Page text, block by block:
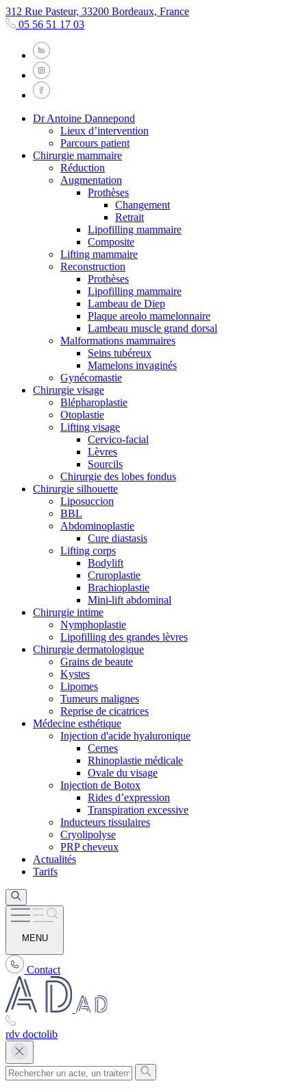
312 Rue Pasteur, 33200 Bordeaux, France
05 56 51 17 03
Dr Antoine Dannepond
Lieux d’intervention
Parcours patient
Chirurgie mammaire
Réduction
Augmentation
Prothèses
Changement
Retrait
Lipofilling mammaire
Composite
Lifting mammaire
Reconstruction
Prothèses
Lipofilling mammaire
Lambeau de Diep
Plaque areolo mamelonnaire
Lambeau muscle grand dorsal
Malformations mammaires
Seins tubéreux
Mamelons invaginés
Gynécomastie
Chirurgie visage
Blépharoplastie
Otoplastie
Lifting visage
Cervico-facial
Lèvres
Sourcils
Chirurgie des lobes fondus
Chirurgie silhouette
Liposuccion
BBL
Abdominoplastie
Cure diastasis
Lifting corps
Bodylift
Cruroplastie
Brachioplastie
Mini-lift abdominal
Chirurgie intime
Nymphoplastie
Lipofilling des grandes lèvres
Chirurgie dermatologique
Grains de beaute
Kystes
Lipomes
Tumeurs malignes
Reprise de cicatrices
Médecine esthétique
Injection d'acide hyaluronique
Cernes
Rhinoplastie médicale
Ovale du visage
Injection de Botox
Rides d’expression
Transpiration excessive
Inducteurs tissulaires
Cryolipolyse
PRP cheveux
Actualités
Tarifs
MENU
Contact
rdv doctolib